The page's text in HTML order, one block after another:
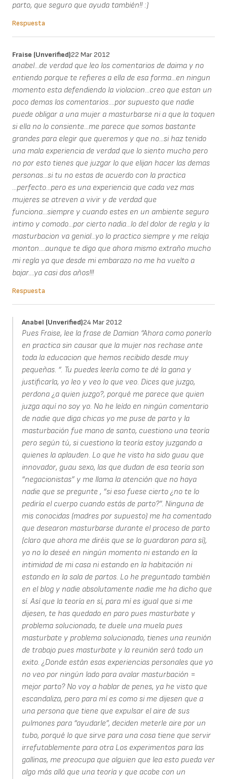
parto, que seguro que ayuda también!! :)
Respuesta
Fraise (unverified)22 Mar 2012
anabel...de verdad que leo los comentarios de daima y no
entiendo porque te refieres a ella de esa forma...en ningun
momento esta defendiendo la violacion...creo que estan un
poco demas los comentarios....por supuesto que nadie
puede obligar a una mujer a masturbarse ni a que la toquen
si ella no lo consiente...me parece que somos bastante
grandes para elegir que queremos y que no...si haz tenido
una mala experiencia de verdad que lo siento mucho pero
no por esto tienes que juzgar lo que elijan hacer las demas
personas...si tu no estas de acuerdo con la practica
...perfecto...pero es una experiencia que cada vez mas
mujeres se atreven a vivir y de verdad que
funciona...siempre y cuando estes en un ambiente seguro
intimo y comodo...por cierto nadia...lo del dolor de regla y la
masturbacion va genial...yo lo practico siempre y me relaja
monton....aunque te digo que ahora mismo extraño mucho
mi regla ya que desde mi embarazo no me ha vuelto a
bajar....ya casi dos años!!!
Respuesta
Anabel (unverified)24 Mar 2012
Pues Fraise, lee la frase de Damian “Ahora como ponerlo
en practica sin causar que la mujer nos rechase ante
toda la educacion que hemos recibido desde muy
pequeñas. “. Tu puedes leerla como te dé la gana y
justificarla, yo leo y veo lo que veo. Dices que juzgo,
perdona ¿a quien juzgo?, porqué me parece que quien
juzga aquí no soy yo. No he leído en ningún comentario
de nadie que diga chicas yo me puse de parto y la
masturbación fue mano de santo, cuestiono una teoría
pero según tú, si cuestiono la teoría estoy juzgando a
quienes la aplauden. Lo que he visto ha sido guau que
innovador, guau sexo, las que dudan de esa teoría son
“negacionistas” y me llama la atención que no haya
nadie que se pregunte , “si eso fuese cierto ¿no te lo
pediría el cuerpo cuando estás de parto?”. Ninguna de
mis conocidas (madres por supuesto) me ha comentado
que desearon masturbarse durante el proceso de parto
(claro que ahora me diréis que se lo guardaron para sí),
yo no lo deseé en ningún momento ni estando en la
intimidad de mi casa ni estando en la habitación ni
estando en la sala de partos. Lo he preguntado también
en el blog y nadie absolutamente nadie me ha dicho que
sí. Así que la teoría en sí, para mí es igual que si me
dijesen, te has quedado en paro pues masturbate y
problema solucionado, te duele una muela pues
masturbate y problema solucionado, tienes una reunión
de trabajo pues masturbate y la reunión será todo un
exito. ¿Donde están esas experiencias personales que yo
no veo por ningún lado para avalar masturbación =
mejor parto? No voy a hablar de penes, ya he visto que
escandaliza, pero para mí es como si me dijesen que a
una persona que tiene que expulsar el aire de sus
pulmones para “ayudarle”, deciden meterle aire por un
tubo, porqué lo que sirve para una cosa tiene que servir
irrefutablemente para otra Los experimentos para las
gallinas, me preocupa que alguien que lea esto pueda ver
algo más allá que una teoría y que acabe con un